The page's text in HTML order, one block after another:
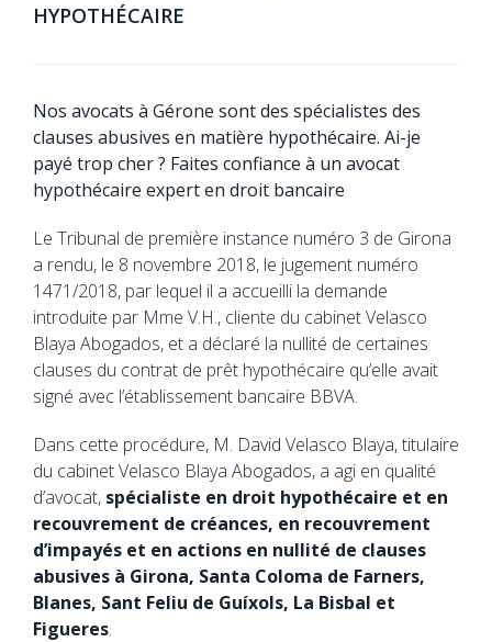
HYPOTHÉCAIRE
Nos avocats à Gérone sont des spécialistes des
clauses abusives en matière hypothécaire. Ai-je
payé trop cher ? Faites confiance à un avocat
hypothécaire expert en droit bancaire
Le Tribunal de première instance numéro 3 de Girona
a rendu, le 8 novembre 2018, le jugement numéro
1471/2018, par lequel il a accueilli la demande
introduite par Mme V.H., cliente du cabinet Velasco
Blaya Abogados, et a déclaré la nullité de certaines
clauses du contrat de prêt hypothécaire qu’elle avait
signé avec l’établissement bancaire BBVA.
Dans cette procédure, M. David Velasco Blaya, titulaire
du cabinet Velasco Blaya Abogados, a agi en qualité
d’avocat, spécialiste en droit hypothécaire et en
recouvrement de créances, en recouvrement
d’impayés et en actions en nullité de clauses
abusives à Girona, Santa Coloma de Farners,
Blanes, Sant Feliu de Guíxols, La Bisbal et
Figueres.